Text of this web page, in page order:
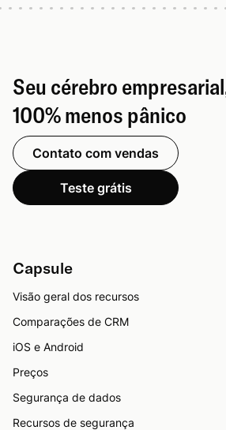
Seu cérebro
100% menos pânico
Contato com vendas
Teste grátis
Capsule
Visão geral dos recursos
Comparações de CRM
iOS e Android
Preços
Segurança de dados
Recursos de segurança